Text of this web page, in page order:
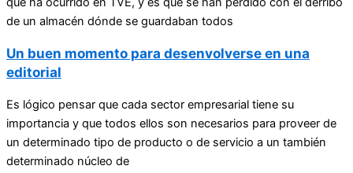
de un almacén dónde se guardaban todos
Un buen momento para desenvolverse en una
editorial
Es lógico pensar que cada sector empresarial tiene su
importancia y que todos ellos son necesarios para proveer de
un determinado tipo de producto o de servicio a un también
determinado núcleo de